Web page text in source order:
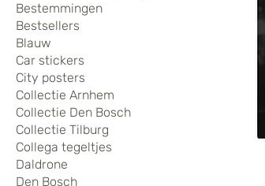
Bestemmingen
Bestsellers
Blauw
Car stickers
City posters
Collectie Arnhem
Collectie Den Bosch
Collectie Tilburg
Collega tegeltjes
Daldrone
Den Bosch